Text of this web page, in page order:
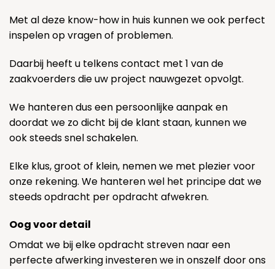
Met al deze know-how in huis kunnen we ook perfect
inspelen op vragen of problemen.
Daarbij heeft u telkens contact met 1 van de
zaakvoerders die uw project nauwgezet opvolgt.
We hanteren dus een persoonlijke aanpak en
doordat we zo dicht bij de klant staan, kunnen we
ook steeds snel schakelen.
Elke klus, groot of klein, nemen we met plezier voor
onze rekening. We hanteren wel het principe dat we
steeds opdracht per opdracht afwekren.
Oog voor detail
Omdat we bij elke opdracht streven naar een
perfecte afwerking investeren we in onszelf door ons